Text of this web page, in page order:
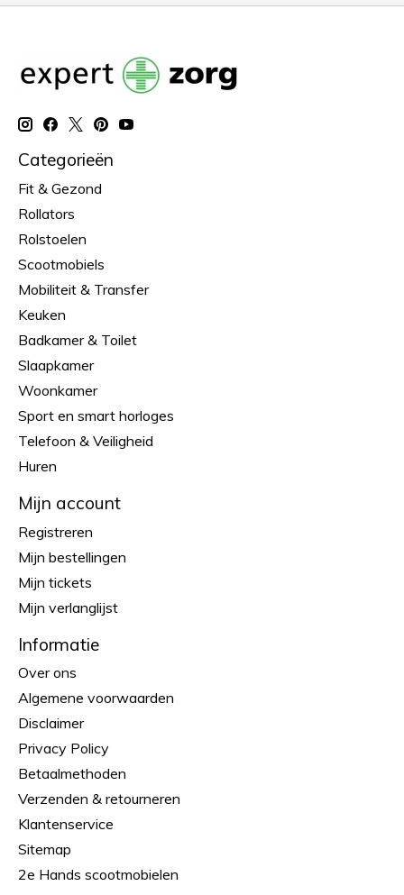
Categorieën
Fit & Gezond
Rollators
Rolstoelen
Scootmobiels
Mobiliteit & Transfer
Keuken
Badkamer & Toilet
Slaapkamer
Woonkamer
Sport en smart horloges
Telefoon & Veiligheid
Huren
Mijn account
Registreren
Mijn bestellingen
Mijn tickets
Mijn verlanglijst
Informatie
Over ons
Algemene voorwaarden
Disclaimer
Privacy Policy
Betaalmethoden
Verzenden & retourneren
Klantenservice
Sitemap
2e Hands scootmobielen